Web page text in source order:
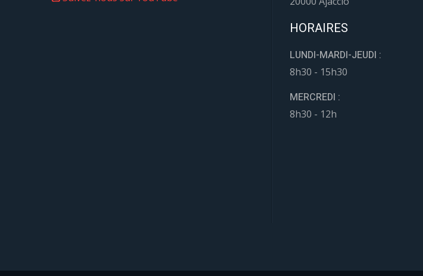
HORAIRES
LUNDI-MARDI-JEUDI :
8h30 - 15h30
MERCREDI :
8h30 - 12h